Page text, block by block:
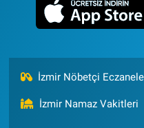
İzmir Nöbetçi
İzmir Namaz Vakitleri